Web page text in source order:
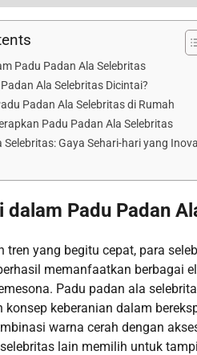
Padu Padan Ala Selebritas
Ala Selebritas Dicintai?
Padan Ala Selebritas di Rumah
Padu Padan Ala Selebritas
Selebritas: Gaya Sehari-hari yang
dalam Padu Padan
tren yang begitu cepat, para
memanfaatkan berbagai
Padu padan ala
konsep keberanian dalam
warna cerah dengan
lain memilih untuk